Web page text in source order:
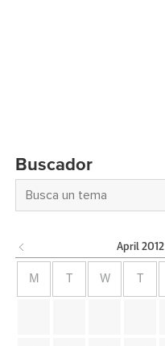
Buscador
April 2012
M W